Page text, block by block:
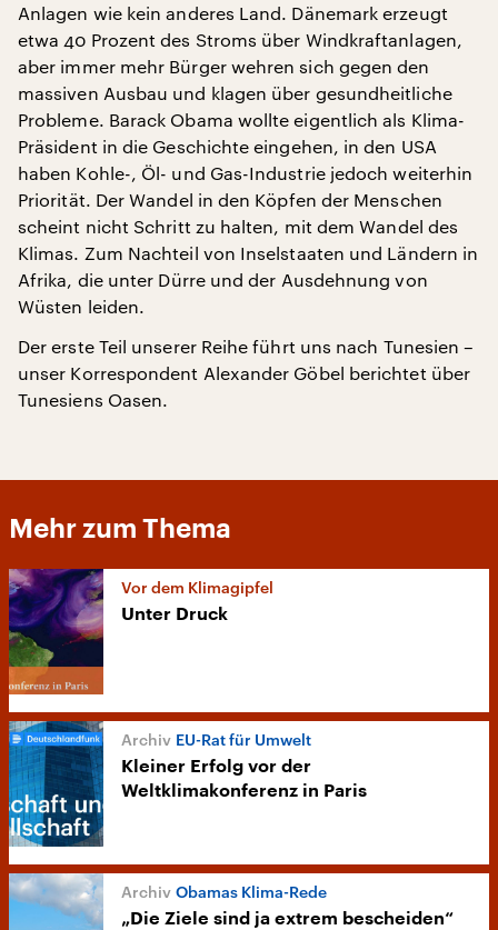
Anlagen wie kein anderes Land. Dänemark erzeugt
etwa 40 Prozent des Stroms über Windkraftanlagen,
aber immer mehr Bürger wehren sich gegen den
massiven Ausbau und klagen über gesundheitliche
Probleme. Barack Obama wollte eigentlich als Klima-
Präsident in die Geschichte eingehen, in den USA
haben Kohle-, Öl- und Gas-Industrie jedoch weiterhin
Priorität. Der Wandel in den Köpfen der Menschen
scheint nicht Schritt zu halten, mit dem Wandel des
Klimas. Zum Nachteil von Inselstaaten und Ländern in
Afrika, die unter Dürre und der Ausdehnung von
Wüsten leiden.
Der erste Teil unserer Reihe führt uns nach Tunesien –
unser Korrespondent Alexander Göbel berichtet über
Tunesiens Oasen.
Mehr zum Thema
Vor dem Klimagipfel
Unter Druck
EU-Rat für Umwelt
Kleiner Erfolg vor der
Weltklimakonferenz in Paris
Obamas Klima-Rede
„Die Ziele sind ja extrem bescheiden“